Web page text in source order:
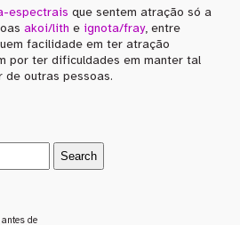
espectrais que sentem atração só a
akoi/lith e ignota/fray, entre
facilidade em ter atração
por ter dificuldades em manter tal
de outras pessoas.
antes de